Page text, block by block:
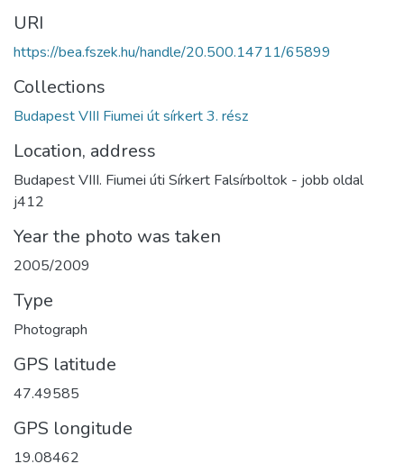
URI
https://bea.fszek.hu/handle/20.500.14711/65899
Collections
Budapest VIII Fiumei út sírkert 3. rész
Location, address
Budapest VIII. Fiumei úti Sírkert Falsírboltok - jobb oldal
j412
Year the photo was taken
2005/2009
Type
Photograph
GPS latitude
47.49585
GPS longitude
19.08462